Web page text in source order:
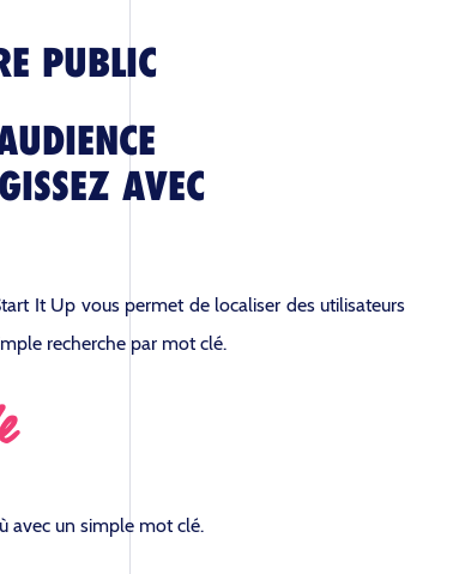
PUBLIC
AVEC
It Up vous permet de localiser des utilisateurs
recherche par mot clé.
avec un simple mot clé.